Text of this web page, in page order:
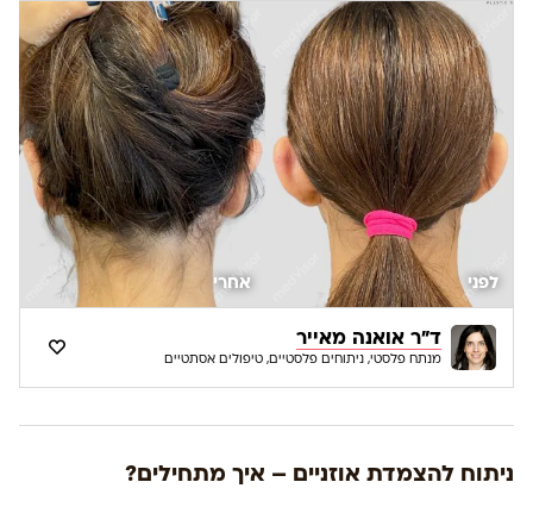
לפני אחרי
ד"ר אואנה מאייר
מנתח פלסטי, ניתוחים פלסטיים, טיפולים אסתטיים
ניתוח להצמדת אוזניים – איך מתחילים?